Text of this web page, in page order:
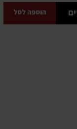
הוספה לסל